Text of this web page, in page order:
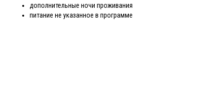
дополнительные ночи проживания
питание не указанное в программе